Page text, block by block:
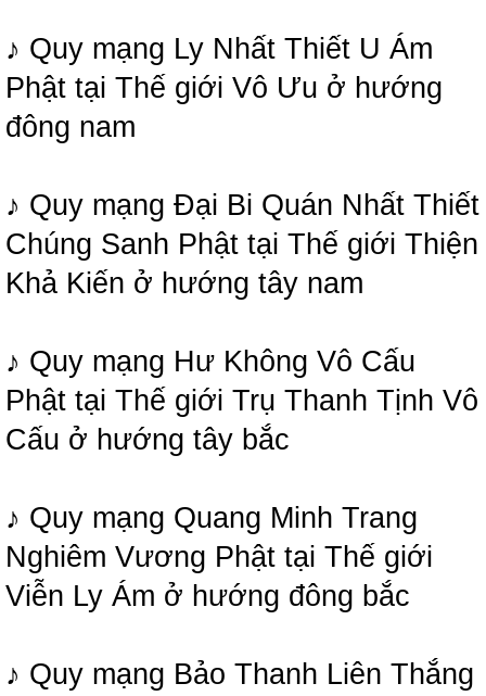
♪ Quy mạng Ly Nhất Thiết U Ám
Phật tại Thế giới Vô Ưu ở hướng
đông nam
♪ Quy mạng Đại Bi Quán Nhất Thiết
Chúng Sanh Phật tại Thế giới Thiện
Khả Kiến ở hướng tây nam
♪ Quy mạng Hư Không Vô Cấu
Phật tại Thế giới Trụ Thanh Tịnh Vô
Cấu ở hướng tây bắc
♪ Quy mạng Quang Minh Trang
Nghiêm Vương Phật tại Thế giới
Viễn Ly Ám ở hướng đông bắc
♪ Quy mạng Bảo Thanh Liên Thắng